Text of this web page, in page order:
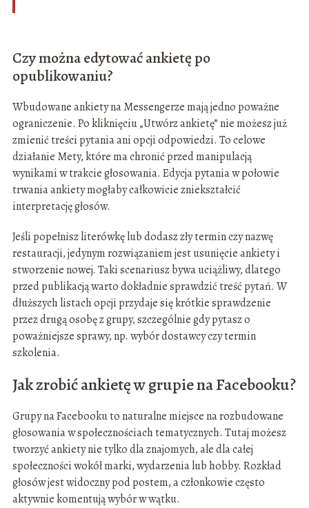
Czy można edytować ankietę po
opublikowaniu?
Wbudowane ankiety na Messengerze mają jedno poważne
ograniczenie. Po kliknięciu „Utwórz ankietę” nie możesz już
zmienić treści pytania ani opcji odpowiedzi. To celowe
działanie Mety, które ma chronić przed manipulacją
wynikami w trakcie głosowania. Edycja pytania w połowie
trwania ankiety mogłaby całkowicie zniekształcić
interpretację głosów.
Jeśli popełnisz literówkę lub dodasz zły termin czy nazwę
restauracji, jedynym rozwiązaniem jest usunięcie ankiety i
stworzenie nowej. Taki scenariusz bywa uciążliwy, dlatego
przed publikacją warto dokładnie sprawdzić treść pytań. W
dłuższych listach opcji przydaje się krótkie sprawdzenie
przez drugą osobę z grupy, szczególnie gdy pytasz o
poważniejsze sprawy, np. wybór dostawcy czy termin
szkolenia.
Jak zrobić ankietę w grupie na Facebooku?
Grupy na Facebooku to naturalne miejsce na rozbudowane
głosowania w społecznościach tematycznych. Tutaj możesz
tworzyć ankiety nie tylko dla znajomych, ale dla całej
społeczności wokół marki, wydarzenia lub hobby. Rozkład
głosów jest widoczny pod postem, a członkowie często
aktywnie komentują wybór w wątku.